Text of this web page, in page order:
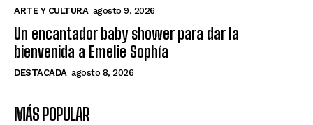
ARTE Y CULTURA agosto 9, 2026
Un encantador baby shower para dar la
bienvenida a Emelie Sophía
DESTACADA agosto 8, 2026
MÁS POPULAR